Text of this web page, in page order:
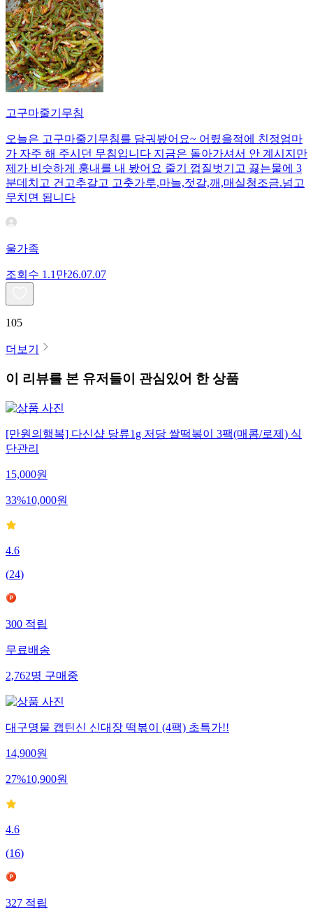
고구마줄기무침
오늘은 고구마줄기무침를 담궈봤어요~ 어렸을적에 친정엄마
가 자주 해 주시던 무침입니다 지금은 돌아가셔서 안 계시지만
제가 비슷하게 훙내를 내 봤어요 줄기 껍질벗기고 끓는물에 3
분데치고 건고추갈고 고춧가루,마늘,젓갈,깨,매실청조금.넘고
무치면 됩니다
울가족
조회수 1.1만26.07.07
105
더보기
이 리뷰를 본 유저들이 관심있어 한 상품
[만원의행복] 다신샵 당류1g 저당 쌀떡볶이 3팩(매콤/로제) 식
단관리
15,000원
33%10,000원
4.6
(24)
300 적립
무료배송
2,762명 구매중
대구명물 캡틴신 신대장 떡볶이 (4팩) 초특가!!
14,900원
27%10,900원
4.6
(16)
327 적립